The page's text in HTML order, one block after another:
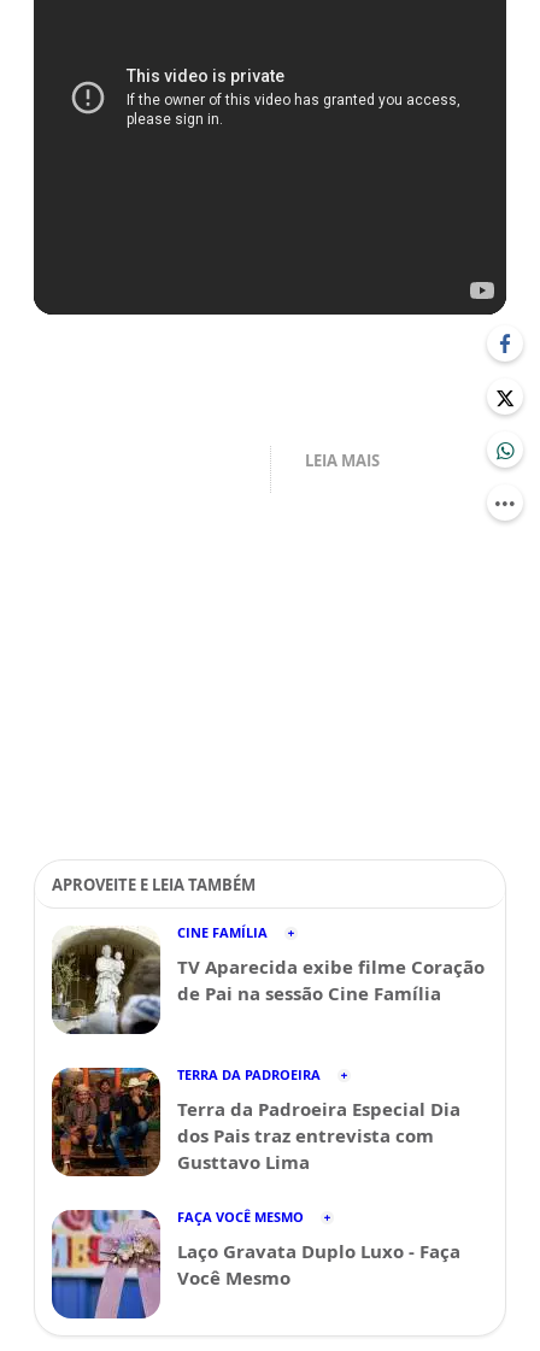
LEIA MAIS
APROVEITE E LEIA TAMBÉM
CINE FAMÍLIA
TV Aparecida exibe filme Coração
de Pai na sessão Cine Família
TERRA DA PADROEIRA
Terra da Padroeira Especial Dia
dos Pais traz entrevista com
Gusttavo Lima
FAÇA VOCÊ MESMO
Laço Gravata Duplo Luxo - Faça
Você Mesmo